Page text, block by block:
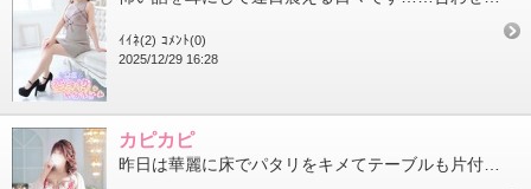
ｲｲﾈ(2) ｺﾒﾝﾄ(0)
2025/12/29 16:28
カピカピ